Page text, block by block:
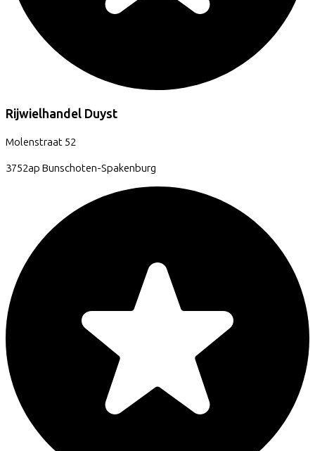
Rijwielhandel Duyst
Molenstraat52
3752ap Bunschoten-Spakenburg